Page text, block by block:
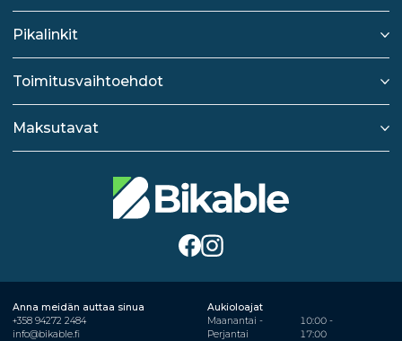
Pikalinkit
Toimitusvaihtoehdot
Maksutavat
Anna meidän auttaa sinua
+358 94272 2484
info@bikable.fi
Aukioloajat
Maanantai -
Perjantai
10:00 -
17:00